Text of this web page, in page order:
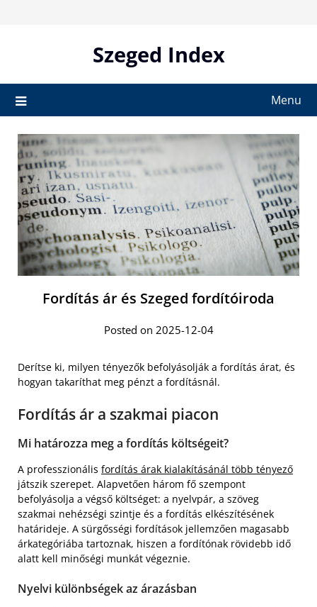
Szeged Index
Menu
Fordítás ár és Szeged fordítóiroda
Posted on 2025-12-04
Derítse ki, milyen tényezők befolyásolják a fordítás árat, és
hogyan takaríthat meg pénzt a fordításnál.
Fordítás ár a szakmai piacon
Mi határozza meg a fordítás költségeit?
A professzionális fordítás árak kialakításánál több tényező
játszik szerepet. Alapvetően három fő szempont
befolyásolja a végső költséget: a nyelvpár, a szöveg
szakmai nehézségi szintje és a fordítás elkészítésének
határideje. A sürgősségi fordítások jellemzően magasabb
árkategóriába tartoznak, hiszen a fordítónak rövidebb idő
alatt kell minőségi munkát végeznie.
Nyelvi különbségek az árazásban